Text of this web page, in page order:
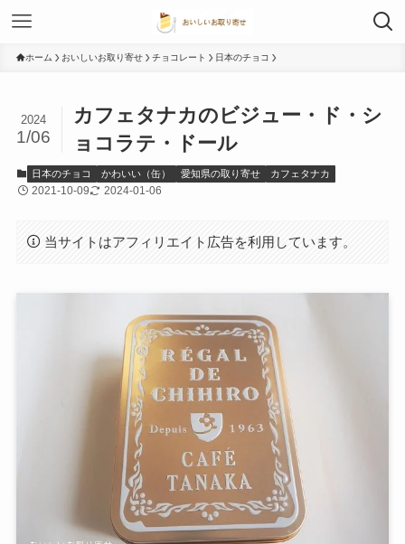
ホーム おいしいお取り寄せ チョコレート 日本のチョコ
カフェタナカのビジュー・ド・シ
ョコラテ・ドール
2024
1/06
日本のチョコ かわいい（缶） 愛知県の取り寄せ カフェタナカ
2021-10-09 2024-01-06
当サイトはアフィリエイト広告を利用しています。